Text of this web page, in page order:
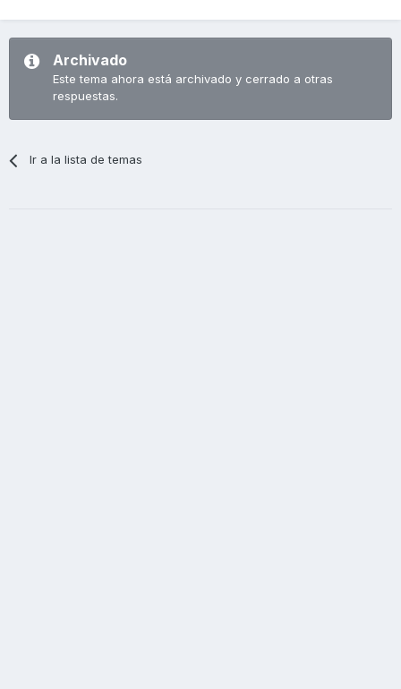
Archivado
Este tema ahora está archivado y cerrado a otras
respuestas.
Ir a la lista de temas